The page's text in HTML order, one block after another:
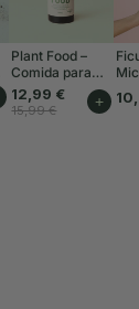
Plant Food –
Comida para
Plantas Interior
50ml
12,99 €
15,99 € +